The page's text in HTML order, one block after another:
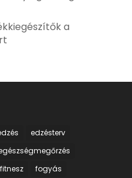
a
edzésterv
fitnesz
fogyás